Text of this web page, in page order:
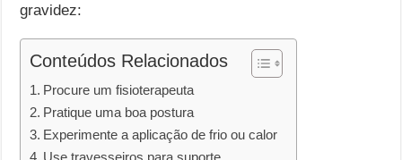
gravidez:
Conteúdos Relacionados
Procure um fisioterapeuta
Pratique uma boa postura
Experimente a aplicação de frio ou calor
Use travesseiros para suporte